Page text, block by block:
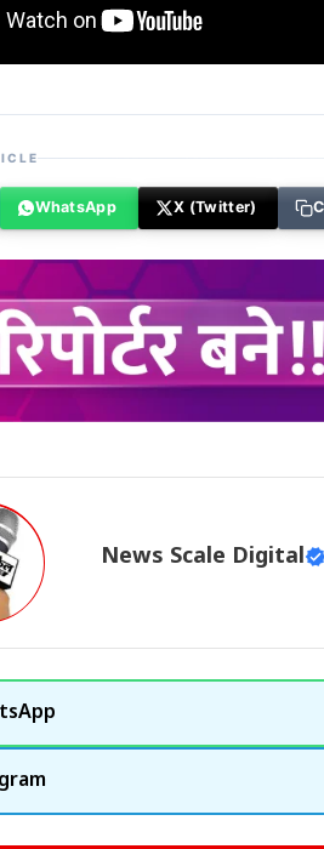
WhatsApp X (Twitter)
News Scale Digital